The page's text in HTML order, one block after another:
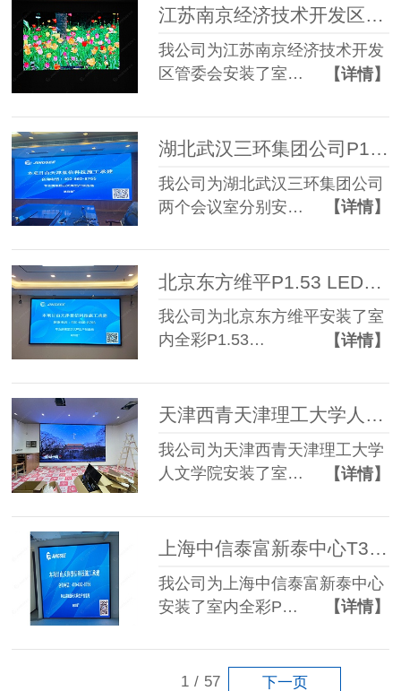
江苏南京经济技术开发区管委会P1.86 LED显示屏
我公司为江苏南京经济技术开发
区管委会安装了室…
【详情】
湖北武汉三环集团公司P1.5pro两套LED显示屏
我公司为湖北武汉三环集团公司
两个会议室分别安…
【详情】
北京东方维平P1.53 LED显示屏
我公司为北京东方维平安装了室
内全彩P1.53…
【详情】
天津西青天津理工大学人文学院P1.86 LED显示屏
我公司为天津西青天津理工大学
人文学院安装了室…
【详情】
上海中信泰富新泰中心T3楼加装P1.86 LED显示屏
我公司为上海中信泰富新泰中心
安装了室内全彩P…
【详情】
1 / 57 下一页